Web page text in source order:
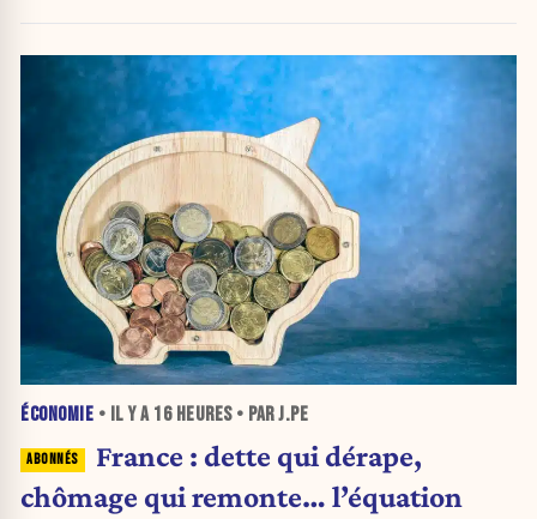
ÉCONOMIE • IL Y A 16 HEURES• PAR J.PE
France : dette qui dérape,
chômage qui remonte… l’équation